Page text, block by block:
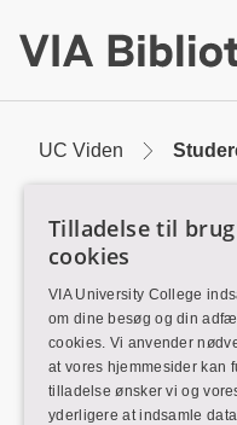
Main
Content
UC Viden
Upload
Tilladelse til
cookies
VIA University College
om dine besøg og din
cookies. Vi anvender
at vores hjemmesider kan
tilladelse ønsker vi og
yderligere at indsamle